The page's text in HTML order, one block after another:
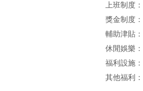
上班制度：
獎金制度：
輔助津貼：
休閒娛樂：
福利設施：
其他福利：